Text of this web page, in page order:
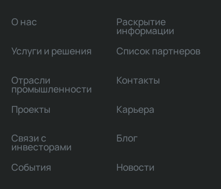
О нас
Услуги и решения
Отрасли
промышленности
Проекты
Связи с
инвесторами
Раскрытие
информации
Список партнеров
Контакты
Карьера
Блог
События Новости